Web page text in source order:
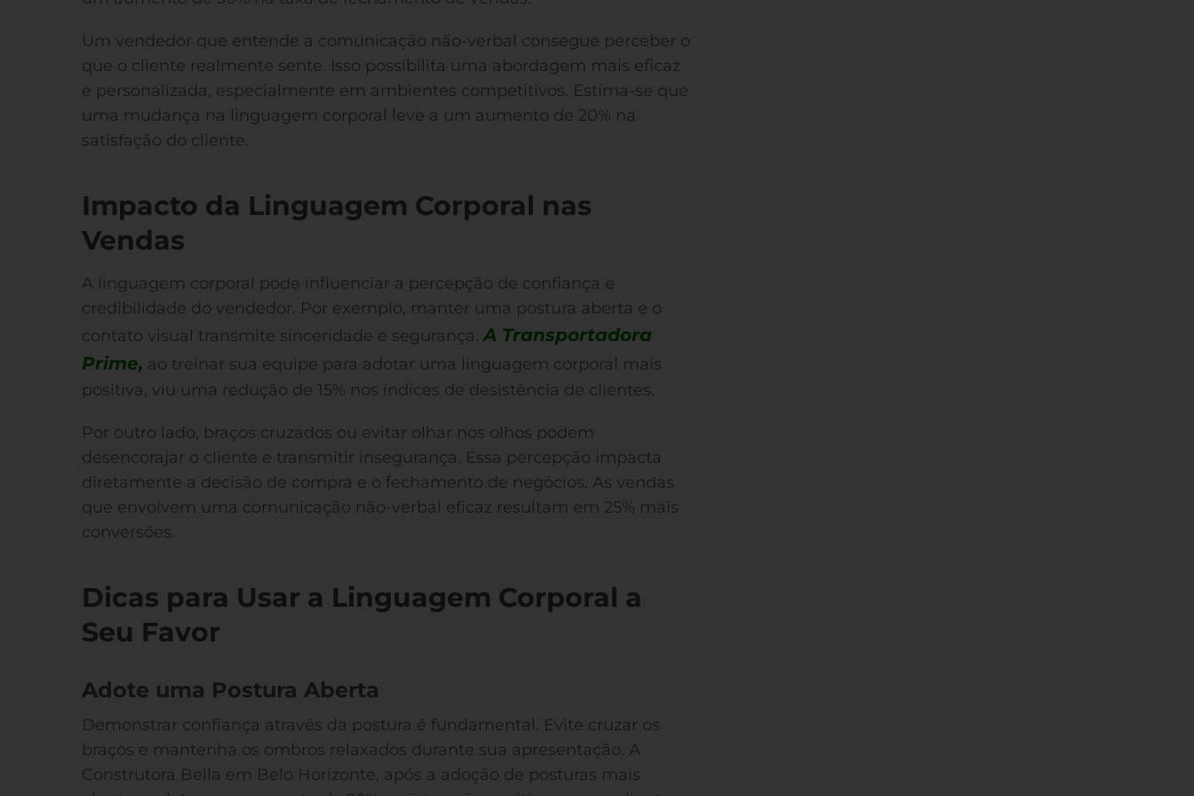
Um vendedor que entende a comunicação não-verbal consegue perceber o
que o cliente realmente sente. Isso possibilita uma abordagem mais eficaz
e personalizada, especialmente em ambientes competitivos. Estima-se que
uma mudança na linguagem corporal leve a um aumento de 20% na
satisfação do cliente.
Impacto da Linguagem Corporal nas
Vendas
A linguagem corporal pode influenciar a percepção de confiança e
credibilidade do vendedor. Por exemplo, manter uma postura aberta e o
contato visual transmite sinceridade e segurança.A Transportadora
Prime, ao treinar sua equipe para adotar uma linguagem corporal mais
positiva, viu uma redução de 15% nos índices de desistência de clientes.
Por outro lado, braços cruzados ou evitar olhar nos olhos podem
desencorajar o cliente e transmitir insegurança. Essa percepção impacta
diretamente a decisão de compra e o fechamento de negócios. As vendas
que envolvem uma comunicação não-verbal eficaz resultam em 25% mais
conversões.
Dicas para Usar a Linguagem Corporal a
Seu Favor
Adote uma Postura Aberta
Demonstrar confiança através da postura é fundamental. Evite cruzar os
braços e mantenha os ombros relaxados durante sua apresentação. A
Construtora Bella em Belo Horizonte, após a adoção de posturas mais